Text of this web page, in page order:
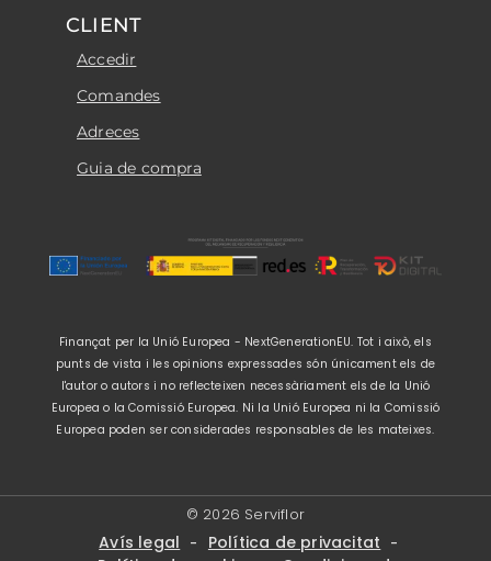
CLIENT
Accedir
Comandes
Adreces
Guia de compra
Finançat per la Unió Europea - NextGenerationEU. Tot i això, els
punts de vista i les opinions expressades són únicament els de
l'autor o autors i no reflecteixen necessàriament els de la Unió
Europea o la Comissió Europea. Ni la Unió Europea ni la Comissió
Europea poden ser considerades responsables de les mateixes.
© 2026 Serviflor
Avís legal - Política de privacitat -